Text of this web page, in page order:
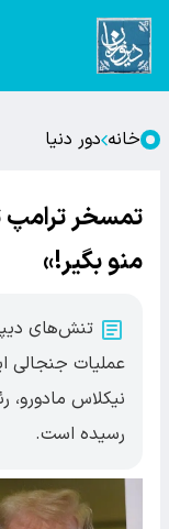
خانه دور دنیا
تمسخر ترامپ
منو بگیر!»
تنش‌های
عملیات جنجالی
نیکلاس
رسیده است.